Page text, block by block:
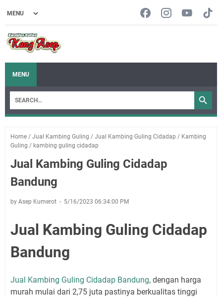
MENU
Home / Jual Kambing Guling / Jual Kambing Guling Cidadap / Kambing
Guling / kambing guling cidadap
Jual Kambing Guling Cidadap
Bandung
by Asep Kumerot 5/16/2023 06:34:00 PM
Jual Kambing Guling Cidadap
Bandung
Jual Kambing Guling Cidadap Bandung, dengan harga
murah mulai dari 2,75 juta pastinya berkualitas tinggi